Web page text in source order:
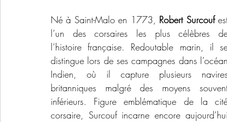
Né à Saint-Malo en 1773, Robert Surcouf
l’un des corsaires les plus célèbres
l’histoire française. Redoutable marin, il
distingue lors de ses campagnes dans
Indien, où il capture plusieurs
britanniques malgré des moyens
inférieurs. Figure emblématique de la